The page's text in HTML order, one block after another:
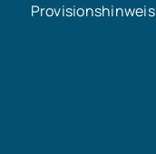
Provisionshinweis